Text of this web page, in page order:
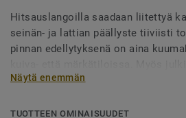
Hitsauslangoilla saadaan liitettyä
seinän- ja lattian päällyste tiiviisti
pinnan edellytyksenä on aina
alueet tulee aina lankahitsata.
rakoihin. Hitsauslankoja on
Näytä enemmän
TUOTTEEN OMINAISUUDET